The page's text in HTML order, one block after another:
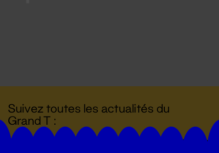
Suivez toutes les actualités du
Grand T :